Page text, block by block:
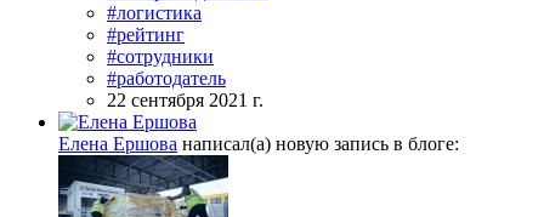
#логистика
#рейтинг
#сотрудники
#работодатель
22 сентября 2021 г.
Елена Ершова написал(а) новую запись в блоге: